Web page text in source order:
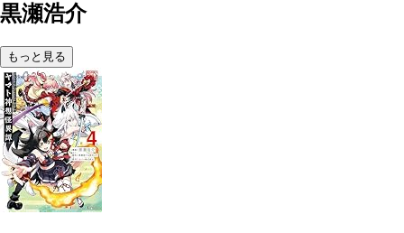
黒瀬浩介
もっと見る